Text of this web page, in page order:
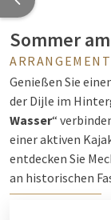
Sommer
ARRANGEMENT
Genießen Sie
der Dijle im
Wasser“
einer aktiven
entdecken Sie
an historischen
Van der Valk